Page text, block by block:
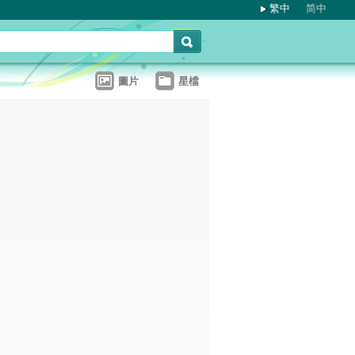
繁中 简中
圖片 星檔